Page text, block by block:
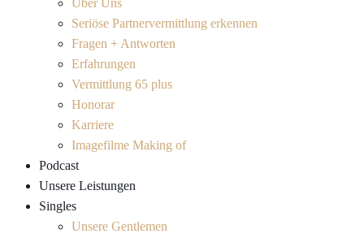
Über Uns
Seriöse Partnervermittlung erkennen
Fragen + Antworten
Erfahrungen
Vermittlung 65 plus
Honorar
Karriere
Imagefilme Making of
Podcast
Unsere Leistungen
Singles
Unsere Gentlemen